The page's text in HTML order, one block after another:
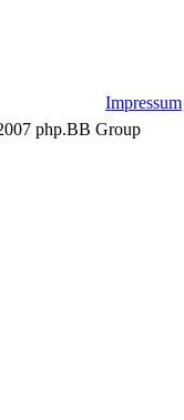
Impressum
php.BB Group